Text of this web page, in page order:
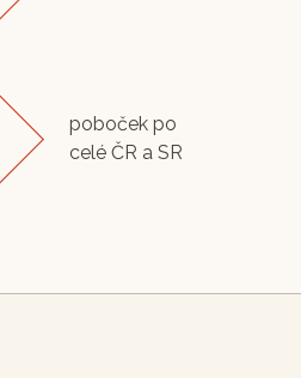
poboček po
celé ČR a SR